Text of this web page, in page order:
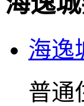
海逸
普通